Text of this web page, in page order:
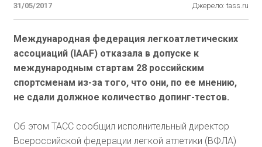
31/05/2017 Джерело: tass.ru
Международная федерация легкоатлетических
ассоциаций (IAAF) отказала в допуске к
международным стартам 28 российским
спортсменам из-за того, что они, по ее мнению,
не сдали должное количество допинг-тестов.
Об этом ТАСС сообщил исполнительный директор
Всероссийской федерации легкой атлетики (ВФЛА)